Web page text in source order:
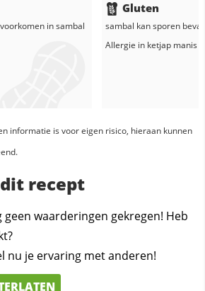
insambal
Gluten
sambal kan sporen
Allergie in ketjap manis
informatie is voor eigen risico, hieraan kunnen
recept
waarderingen gekregen! Heb
nu je ervaring met anderen!